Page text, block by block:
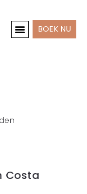
BOEK NU
Costa